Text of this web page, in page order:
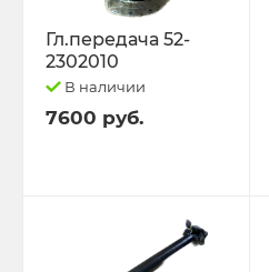
Гл.передача 52-
2302010
В наличии
7600 руб.